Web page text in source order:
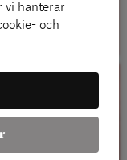
vi hanterar
och